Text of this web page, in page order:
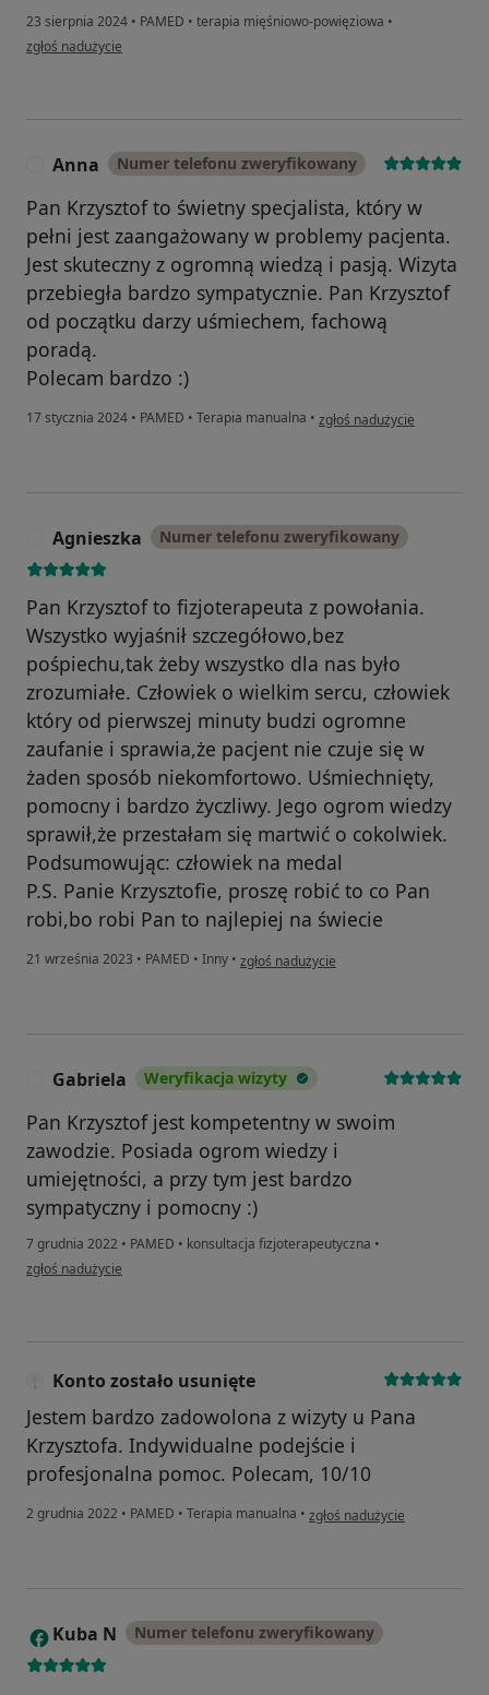
23 sierpnia 2024 • PAMED • terapia mięśniowo-powięziowa •
w opinii użytkownika Martyna
zgłoś nadużycie
Anna Numer telefonu zweryfikowany
Pan Krzysztof to świetny specjalista, który w
pełni jest zaangażowany w problemy pacjenta.
Jest skuteczny z ogromną wiedzą i pasją. Wizyta
przebiegła bardzo sympatycznie. Pan Krzysztof
od początku darzy uśmiechem, fachową
poradą.
Polecam bardzo :)
17 stycznia 2024 • PAMED • Terapia manualna • w opinii użytkownika Anna
zgłoś nadużycie
Agnieszka Numer telefonu zweryfikowany
Pan Krzysztof to fizjoterapeuta z powołania.
Wszystko wyjaśnił szczegółowo,bez
pośpiechu,tak żeby wszystko dla nas było
zrozumiałe. Człowiek o wielkim sercu, człowiek
który od pierwszej minuty budzi ogromne
zaufanie i sprawia,że pacjent nie czuje się w
żaden sposób niekomfortowo. Uśmiechnięty,
pomocny i bardzo życzliwy. Jego ogrom wiedzy
sprawił,że przestałam się martwić o cokolwiek.
Podsumowując: człowiek na medal
P.S. Panie Krzysztofie, proszę robić to co Pan
robi,bo robi Pan to najlepiej na świecie
21 września 2023 • PAMED • Inny • w opinii użytkownika Agnieszka
zgłoś nadużycie
Gabriela Weryfikacja wizyty
Pan Krzysztof jest kompetentny w swoim
zawodzie. Posiada ogrom wiedzy i
umiejętności, a przy tym jest bardzo
sympatyczny i pomocny :)
7 grudnia 2022 • PAMED • konsultacja fizjoterapeutyczna •
w opinii użytkownika Gabriela
zgłoś nadużycie
Konto zostało usunięte
Jestem bardzo zadowolona z wizyty u Pana
Krzysztofa. Indywidualne podejście i
profesjonalna pomoc. Polecam, 10/10
2 grudnia 2022 • PAMED • Terapia manualna • w opinii użytkownika Konto
zgłoś nadużycie
K Kuba N Numer telefonu zweryfikowany